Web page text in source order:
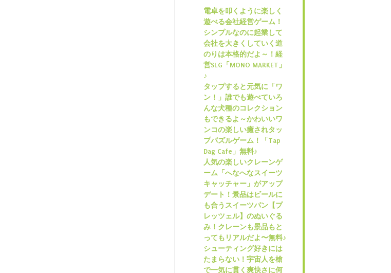
電卓を叩くように楽しく
遊べる会社経営ゲーム！
シンプルなのに起業して
会社を大きくしていく道
のりは本格的だよ～！経
営SLG「MONO MARKET」
♪
タップすると元気に「ワ
ン！」誰でも遊べていろ
んな犬種のコレクション
もできるよ～かわいいワ
ンコの楽しい癒されタッ
プパズルゲーム！「Tap
Dag Cafe」無料♪
人気の楽しいクレーンゲ
ーム「へなへなスイーツ
キャッチャー」がアップ
デート！景品はビールに
も合うスイーツパン【プ
レッツェル】のぬいぐる
み！クレーンも景品もと
ってもリアルだよ〜無料♪
シューティング好きには
たまらない！宇宙人を槍
で一気に貫く爽快さに何